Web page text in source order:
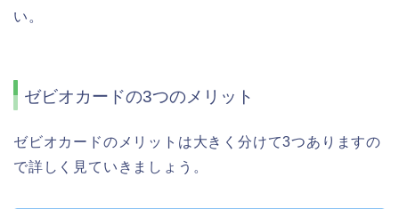
い。
ゼビオカードの3つのメリット
ゼビオカードのメリットは大きく分けて3つありますの
で詳しく見ていきましょう。